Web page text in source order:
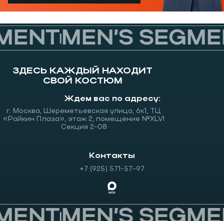
MEN’S
ЗДЕСЬ КАЖДЫЙ НАХОДИТ
СВОЙ КОСТЮМ
Ждем вас по адресу:
г. Москва, Шереметьевская улица, 6к1, ТЦ
«Райкин Плаза», этаж 2, помещение №XLVI
Секция 2-08
Контакты
+7 (925) 571-57-97